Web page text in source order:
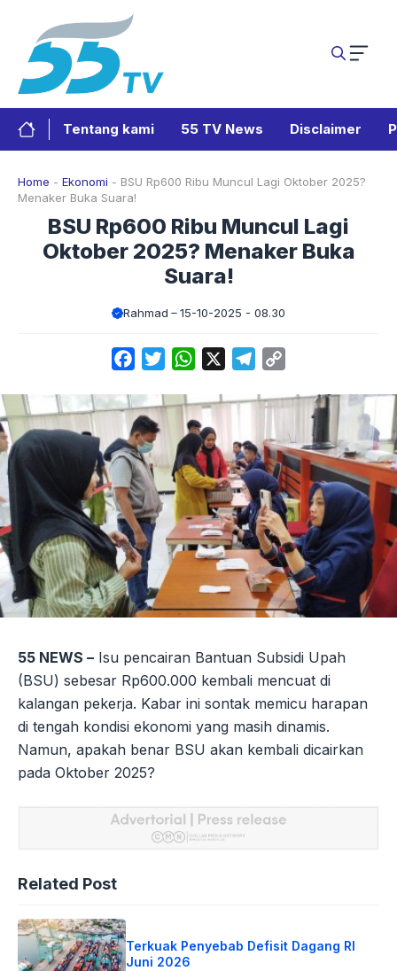
Tentang kami 55 TV News Disclaimer
Home - Ekonomi - BSU Rp600 Ribu Muncul Lagi Oktober 2025?
Menaker Buka Suara!
BSU Rp600 Ribu Muncul Lagi
Oktober 2025? Menaker Buka
Suara!
Rahmad 15-10-2025 - 08.30
FacebookTwitterWhatsApp Telegram
55 NEWS – Isu pencairan Bantuan Subsidi Upah
(BSU) sebesar Rp600.000 kembali mencuat di
kalangan pekerja. Kabar ini sontak memicu harapan
di tengah kondisi ekonomi yang masih dinamis.
Namun, apakah benar BSU akan kembali dicairkan
pada Oktober 2025?
Related Post
Terkuak Penyebab Defisit Dagang RI
Juni 2026